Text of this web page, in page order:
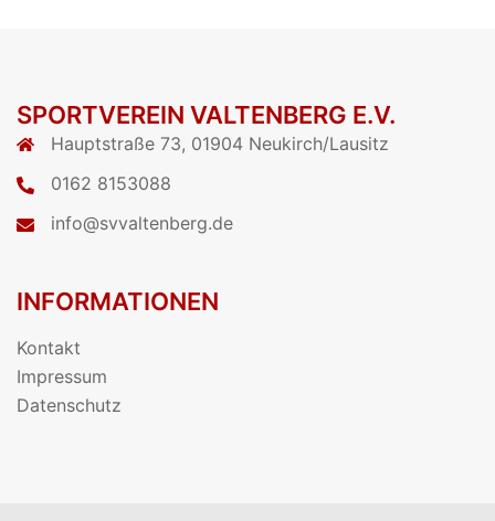
SPORTVEREIN VALTENBERG E.V.
Hauptstraße 73, 01904 Neukirch/Lausitz
0162 8153088
info@svvaltenberg.de
INFORMATIONEN
Kontakt
Impressum
Datenschutz